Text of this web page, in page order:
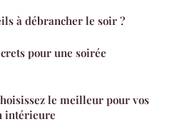
à débrancher le soir ?
pour une soirée
le meilleur pour vos
intérieure